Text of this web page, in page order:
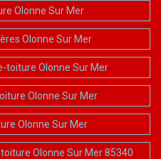
Olonne Sur Mer
Olonne Sur Mer
toiture Olonne Sur Mer
Olonne Sur Mer
Olonne Sur Mer
Olonne Sur Mer 85340